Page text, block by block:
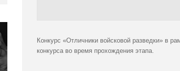
Конкурс «Отличники войсковой разведки» в
конкурса во время прохождения этапа.